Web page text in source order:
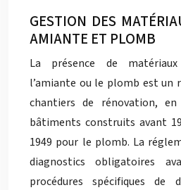
GESTION DES
AMIANTE ET PLOMB
La présence de
l’amiante ou le plomb est un
chantiers de rénovation,
bâtiments construits avant
1949 pour le plomb. La
diagnostics obligatoires
procédures spécifiques de